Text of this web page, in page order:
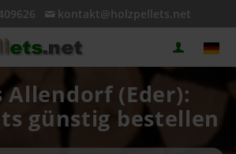
kontakt@holzpellets.net
Allendorf (Eder):
günstig bestellen